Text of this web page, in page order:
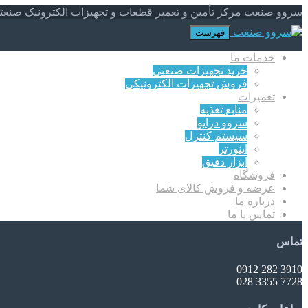
سروو صنعت مرکز تأمین و تعمیر قطعات و تجهیزات الکترونیک
فهرست
خدمات ما
خرید تجهیزات صنعتی
فروش تجهیزات الکترونیکی
تعمیرات
منابع تغذیه
سروو درایو
سیستم کنترل
اینورتر
ابزار دقیق
فروشگاه
عرضه و فروش کالای شما
درباره ما
تماس با ما
تماس
3910 282 0912
7728 3355 028